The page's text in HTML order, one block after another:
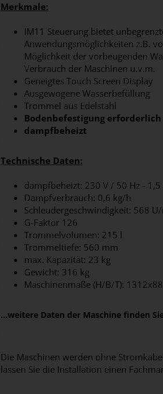
Merkmale:
IM11 Steuerung bietet
Anwendungsmöglichkeiten z.B.
Möglichkeit der vorbeugenden
Verbrauch der Maschinen u.v.m.
Geneigtes Touch Screen Display
Ausgewogene Wasserbefüllung
Trommel aus Edelstahl
Bodenbefestigung erforderlich
dampfbeheizt
Technische Daten:
dampfbeheizt: 230 V / 50 Hz - 1,5
Dampfverbrauch: 0,6 kg/h
Schleudergeschwindigkeit: 568
G-Faktor 126
Trommelvolumen: 215 l
Trommeltiefe: 560 mm
max. Kapazität: 23 kg
Gewicht: 316 kg
Maschinenmaße (H/B/T):
...weitere Daten der Maschine finden
Die Maschinen werden ohne
lassen Sie die Installation einen